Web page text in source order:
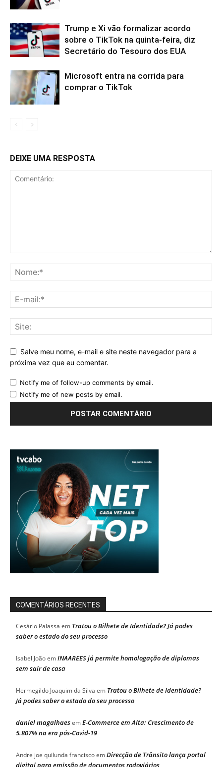
Trump e Xi vão formalizar acordo
sobre o TikTok na quinta-feira, diz
Secretário do Tesouro dos EUA
Microsoft entra na corrida para
comprar o TikTok
DEIXE UMA RESPOSTA
Salve meu nome, e-mail e site neste navegador para a
próxima vez que eu comentar.
Notify me of follow-up comments by email.
Notify me of new posts by email.
COMENTÁRIOS RECENTES
Cesário Palassa em Tratou o Bilhete de Identidade? Já podes
saber o estado do seu processo
Isabel JoãoemINAAREES já permite homologação de diplomas
sem sair de casa
Hermegildo Joaquim da Silva em Tratou o Bilhete de Identidade?
Já podes saber o estado do seu processo
daniel magalhaesemE-Commerce em Alta: Crescimento de
5.807% na era pós-Covid-19
Andre joe quilunda franciscoemDirecção de Trânsito lança portal
digital para emissão de documentos rodoviários